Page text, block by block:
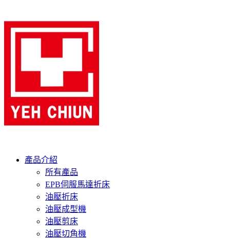
產品介紹
所有產品
EPB伺服馬達折床
油壓折床
油壓成型機
油壓剪床
油壓切角機